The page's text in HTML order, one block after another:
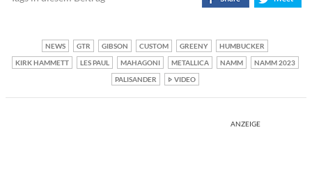
NEWS GTR GIBSON CUSTOM GREENY
HUMBUCKER
KIRK HAMMETT
LES PAUL MAHAGONI METALLICA NAMM
NAMM 2023
PALISANDER
VIDEO
ANZEIGE